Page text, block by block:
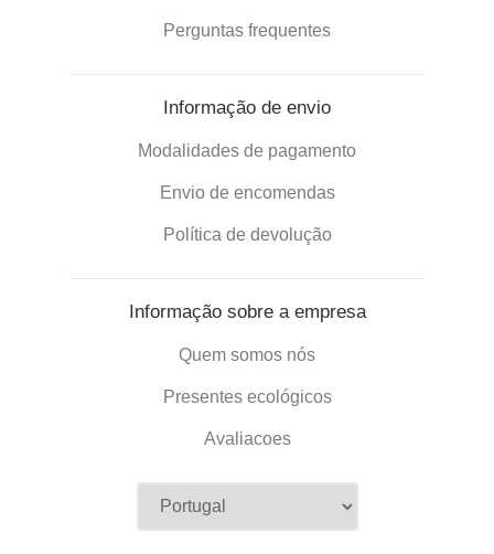
Perguntas frequentes
Informação de envio
Modalidades de pagamento
Envio de encomendas
Política de devolução
Informação sobre a empresa
Quem somos nós
Presentes ecológicos
Avaliacoes